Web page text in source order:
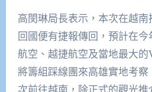
高閔琳局長表示，本次在越
回國便有捷報傳回，預計在
航空、越捷航空及當地最大的
將籌組踩線團來高雄實地考
次前往越南，除正式的觀光